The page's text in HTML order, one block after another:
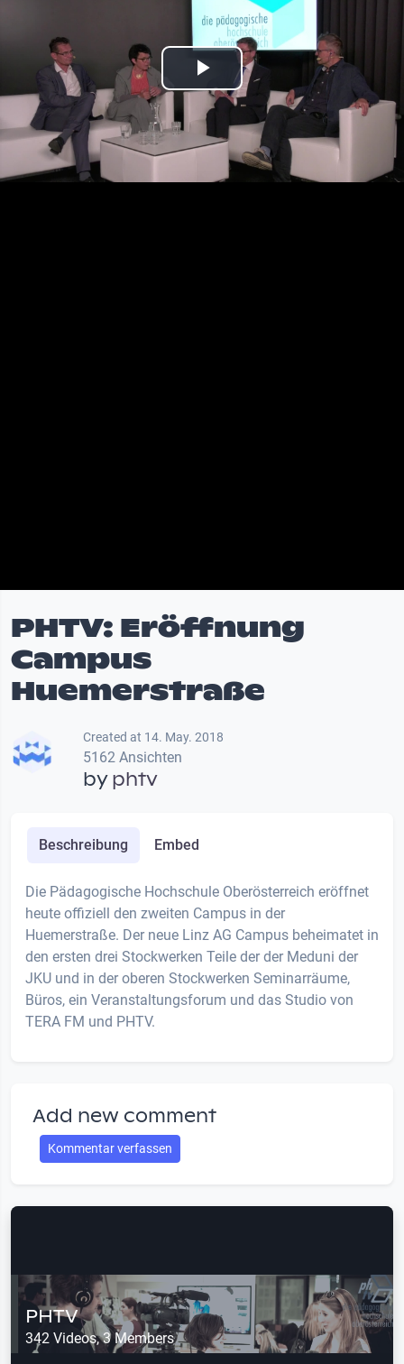
Play
Video
PHTV: Eröffnung
Campus
Huemerstraße
Created at 14. May. 2018
5162 Ansichten
byphtv
Beschreibung Embed
Die Pädagogische Hochschule Oberösterreich eröffnet
heute offiziell den zweiten Campus in der
Huemerstraße. Der neue Linz AG Campus beheimatet in
den ersten drei Stockwerken Teile der der Meduni der
JKU und in der oberen Stockwerken Seminarräume,
Büros, ein Veranstaltungsforum und das Studio von
TERA FM und PHTV.
Add new comment
Kommentar verfassen
PHTV
342 Videos, 3 Members